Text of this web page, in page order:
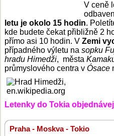
V ceně
letu je okolo 15 hodin.
kde budete čekat přibližně 2
přímo asi 10 hodin. V Zemi
případného výletu na sopku
hradu Himedži, města
průmyslového centra v Ósace
Letenky do Tokia
Praha - Moskva - Tokio